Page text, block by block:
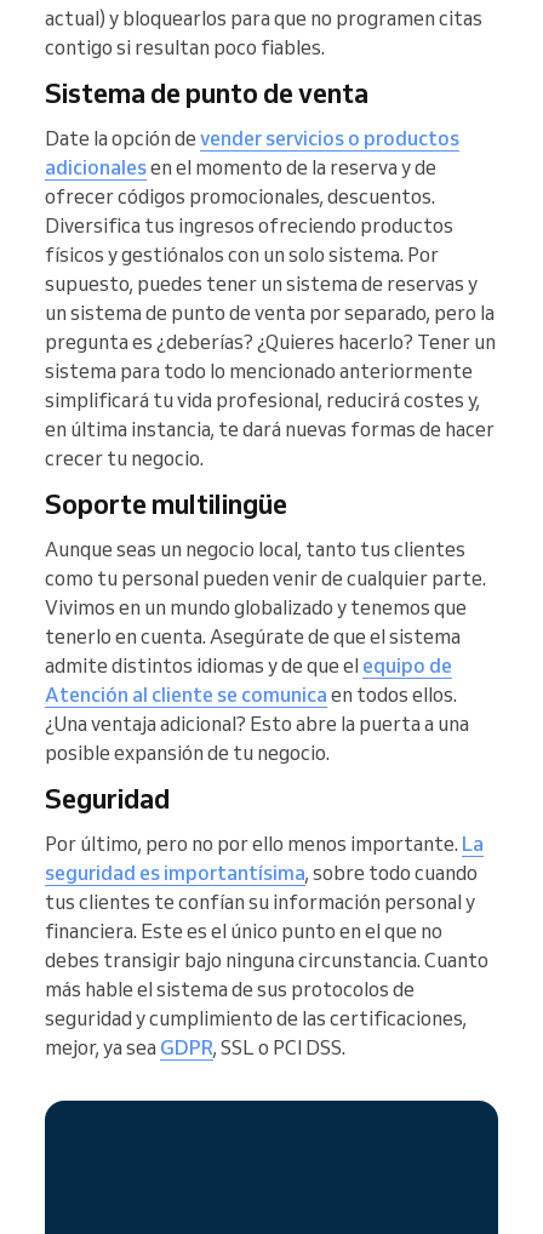
actual) y bloquearlos para que no programen citas
contigo si resultan poco fiables.
Sistema de punto de venta
Date la opción de vender servicios o productos
adicionalesen el momento de la reserva y de
ofrecer códigos promocionales, descuentos.
Diversifica tus ingresos ofreciendo productos
físicos y gestiónalos con un solo sistema. Por
supuesto, puedes tener un sistema de reservas y
un sistema de punto de venta por separado, pero la
pregunta es ¿deberías? ¿Quieres hacerlo? Tener un
sistema para todo lo mencionado anteriormente
simplificará tu vida profesional, reducirá costes y,
en última instancia, te dará nuevas formas de hacer
crecer tu negocio.
Soporte multilingüe
Aunque seas un negocio local, tanto tus clientes
como tu personal pueden venir de cualquier parte.
Vivimos en un mundo globalizado y tenemos que
tenerlo en cuenta. Asegúrate de que el sistema
admite distintos idiomas y de que el equipo de
Atención al cliente se comunica en todos ellos.
¿Una ventaja adicional? Esto abre la puerta a una
posible expansión de tu negocio.
Seguridad
Por último, pero no por ello menos importante. La
seguridad es importantísima, sobre todo cuando
tus clientes te confían su información personal y
financiera. Este es el único punto en el que no
debes transigir bajo ninguna circunstancia. Cuanto
más hable el sistema de sus protocolos de
seguridad y cumplimiento de las certificaciones,
mejor, ya sea GDPR, SSL o PCI DSS.